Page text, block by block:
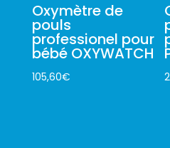
Oxymètre de
pouls
professionel pour
bébé OXYWATCH
105,60€